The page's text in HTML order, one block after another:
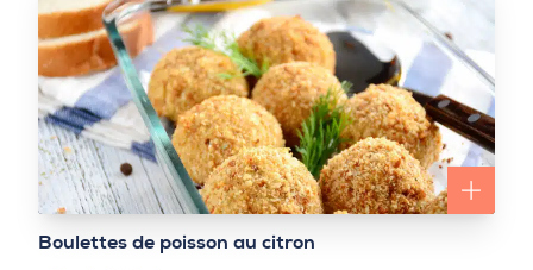
Boulettes de poisson au citron